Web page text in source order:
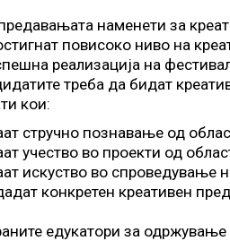
наменети за
повисоко ниво на
реализација на
треба да бидат
кои:
стручно познавање од
учество во проекти од
искуство во спроведување
конкретен креативен
едукатори за